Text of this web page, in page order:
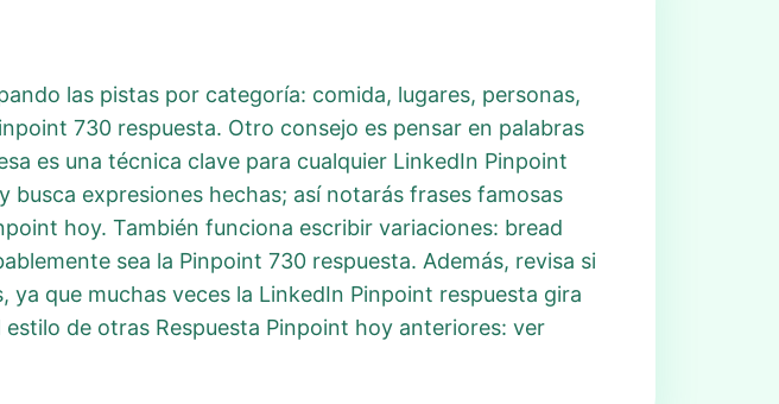
las pistas por categoría: comida, lugares, personas,
730 respuesta. Otro consejo es pensar en palabras
es una técnica clave para cualquier LinkedIn Pinpoint
expresiones hechas; así notarás frases famosas
hoy. También funciona escribir variaciones: bread
sea la Pinpoint 730 respuesta. Además, revisa si
que muchas veces la LinkedIn Pinpoint respuesta gira
de otras Respuesta Pinpoint hoy anteriores: ver